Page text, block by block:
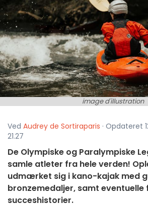
image d'illustration
Ved Audrey de Sortiraparis · Opdateret
21.27
De Olympiske og Paralympiske
samle atleter fra hele verden!
udmærket sig i kano-kajak med
bronzemedaljer, samt eventuelle
succeshistorier.